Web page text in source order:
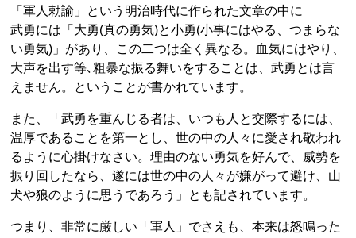
「軍人勅諭」という明治時代に作られた文章の中に
武勇には「大勇(真の勇気)と小勇(小事にはやる、つまらな
い勇気)」があり、この二つは全く異なる。血気にはやり、
大声を出す等､粗暴な振る舞いをすることは、武勇とは言
えません。ということが書かれています。
また、「武勇を重んじる者は、いつも人と交際するには、
温厚であることを第一とし、世の中の人々に愛され敬われ
るように心掛けなさい。理由のない勇気を好んで、威勢を
振り回したなら、遂には世の中の人々が嫌がって避け、山
犬や狼のように思うであろう」とも記されています。
つまり、非常に厳しい「軍人」でさえも、本来は怒鳴った